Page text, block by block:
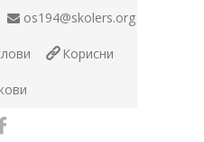
os194@skolers.org
Корисни